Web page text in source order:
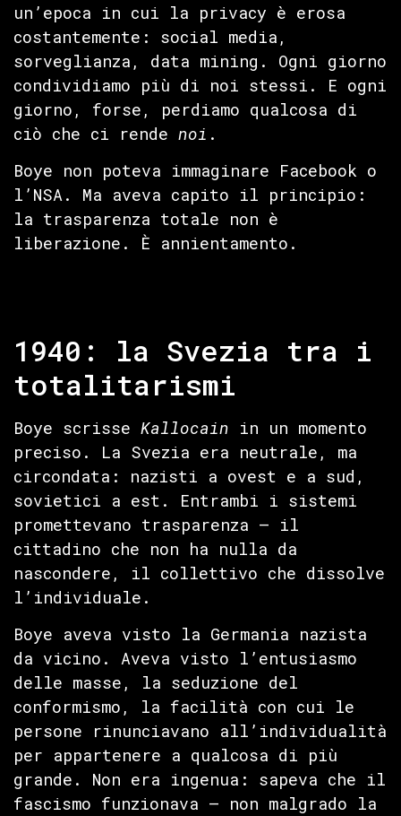
un’epoca in cui la privacy è erosa
costantemente: social media,
sorveglianza, data mining. Ogni giorno
condividiamo più di noi stessi. E ogni
giorno, forse, perdiamo qualcosa di
ciò che ci rende noi .
Boye non poteva immaginare Facebook o
l’NSA. Ma aveva capito il principio:
la trasparenza totale non è
liberazione. È annientamento.
1940: la Svezia tra i
totalitarismi
Boye scrisse Kallocain in un momento
preciso. La Svezia era neutrale, ma
circondata: nazisti a ovest e a sud,
sovietici a est. Entrambi i sistemi
promettevano trasparenza — il
cittadino che non ha nulla da
nascondere, il collettivo che dissolve
l’individuale.
Boye aveva visto la Germania nazista
da vicino. Aveva visto l’entusiasmo
delle masse, la seduzione del
conformismo, la facilità con cui le
persone rinunciavano all’individualità
per appartenere a qualcosa di più
grande. Non era ingenua: sapeva che il
fascismo funzionava — non malgrado la